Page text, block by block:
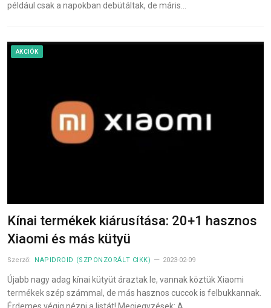
például csak a napokban debütáltak, de máris…
AKCIÓK
Kínai termékek kiárusítása: 20+1 hasznos
Xiaomi és más kütyü
Szerző: NAPIDROID (SZPONZORÁLT CIKK) 2023-02-09
Újabb nagy adag kínai kütyüt áraztak le, vannak köztük Xiaomi
termékek szép számmal, de más hasznos cuccok is felbukkannak.